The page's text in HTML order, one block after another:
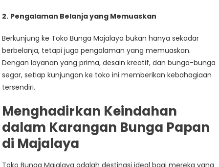
2. Pengalaman Belanja yang Memuaskan
Berkunjung ke Toko Bunga Majalaya bukan hanya sekadar
berbelanja, tetapi juga pengalaman yang memuaskan.
Dengan layanan yang prima, desain kreatif, dan bunga-bunga
segar, setiap kunjungan ke toko ini memberikan kebahagiaan
tersendiri.
Menghadirkan Keindahan
dalam Karangan Bunga Papan
di Majalaya